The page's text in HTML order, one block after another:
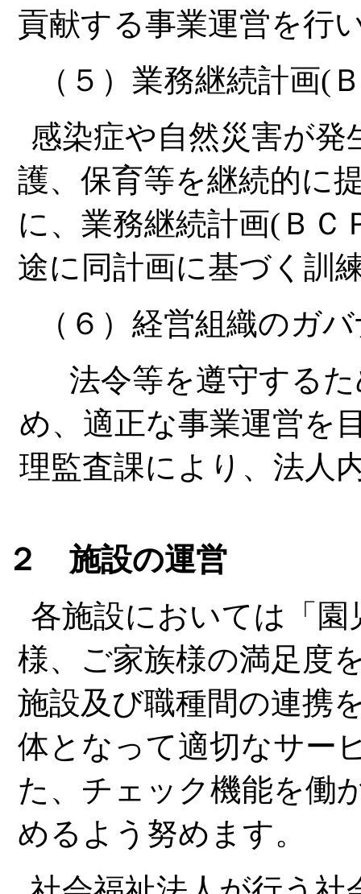
貢献する事業運営を行
（５）業務継続計画(
感染症や自然災害が
護、保育等を継続的に
に、業務継続計画(ＢＣ
途に同計画に基づく訓
（６）経営組織のガ
法令等を遵守するた
め、適正な事業運営を
理監査課により、法人
２ 施設の運営
各施設においては「
様、ご家族様の満足度
施設及び職種間の連携
体となって適切なサー
た、チェック機能を働
めるよう努めます。